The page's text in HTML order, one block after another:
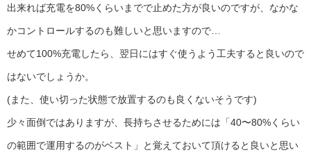
出来れば充電を80%くらいまでで止めた方が良いのですが、なかな
かコントロールするのも難しいと思いますので…
せめて100%充電したら、翌日にはすぐ使うよう工夫すると良いので
はないでしょうか。
(また、使い切った状態で放置するのも良くないそうです)
少々面倒ではありますが、長持ちさせるためには「40〜80%くらい
の範囲で運用するのがベスト」と覚えておいて頂けると良いと思い